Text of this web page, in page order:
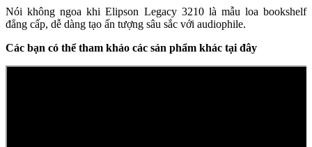
Nói không ngoa khi Elipson Legacy 3210 là mẫu loa bookshelf
đẳng cấp, dễ dàng tạo ấn tượng sâu sắc với audiophile.
Các bạn có thể tham khảo các sản phẩm khác tại đây